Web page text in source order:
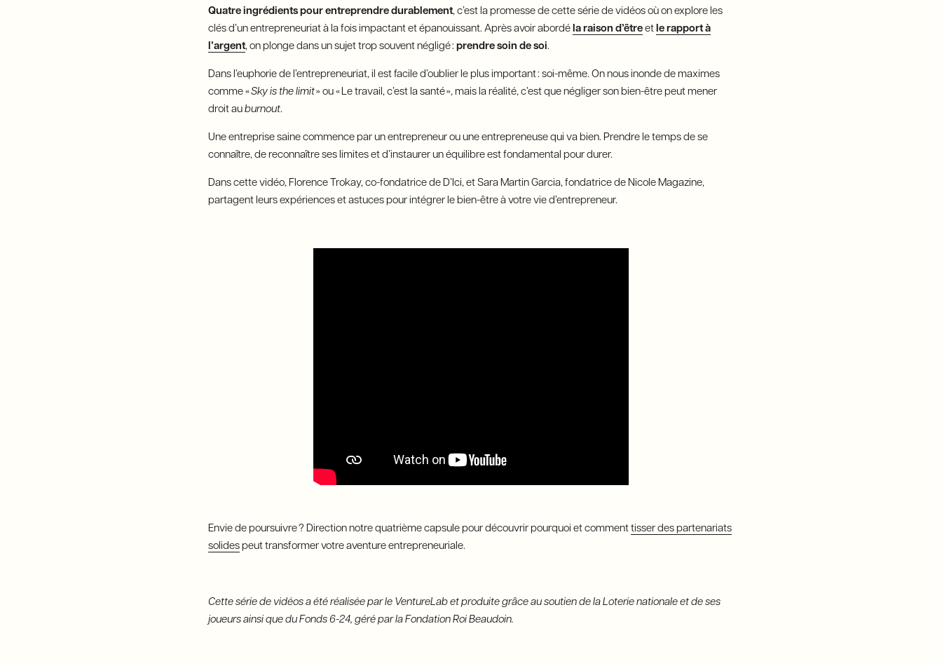
Quatre ingrédients pour entreprendre durablement, c’est la promesse de cette série de vidéos où on explore les
clés d’un entrepreneuriat à la fois impactant et épanouissant. Après avoir abordé la raison d’être et le rapport à
l’argent, on plonge dans un sujet trop souvent négligé : prendre soin de soi.
Dans l’euphorie de l’entrepreneuriat, il est facile d’oublier le plus important : soi-même. On nous inonde de maximes
comme «Sky is the limit» ou « Le travail, c’est la santé », mais la réalité, c’est que négliger son bien-être peut mener
droit au burnout.
Une entreprise saine commence par un entrepreneur ou une entrepreneuse qui va bien. Prendre le temps de se
connaître, de reconnaître ses limites et d’instaurer un équilibre est fondamental pour durer.
Dans cette vidéo, Florence Trokay, co-fondatrice de D’Ici, et Sara Martin Garcia, fondatrice de Nicole Magazine,
partagent leurs expériences et astuces pour intégrer le bien-être à votre vie d’entrepreneur.
Envie de poursuivre ? Direction notre quatrième capsule pour découvrir pourquoi et comment tisser des partenariats
solides peut transformer votre aventure entrepreneuriale.
Cette série de vidéos a été réalisée par le VentureLab et produite grâce au soutien de la Loterie nationale et de ses
joueurs ainsi que du Fonds 6-24, géré par la Fondation Roi Beaudoin.